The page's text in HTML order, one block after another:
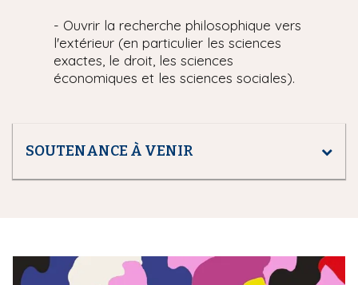
- Ouvrir la recherche philosophique vers
l'extérieur (en particulier les sciences
exactes, le droit, les sciences
économiques et les sciences sociales).
SOUTENANCE À VENIR